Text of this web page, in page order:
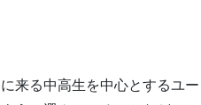
来る中高生を中心とするユー